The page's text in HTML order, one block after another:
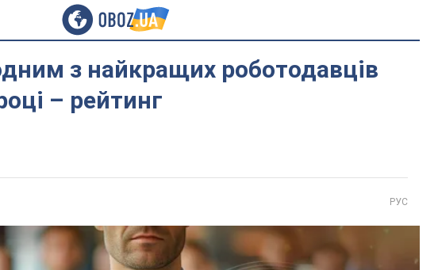
з найкращих роботодавців
– рейтинг
РУС